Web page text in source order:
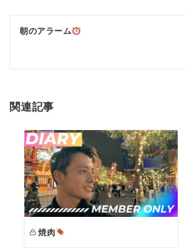
ビ
ゲ
シ
ン
朝のアラーム
関連記事
焼肉